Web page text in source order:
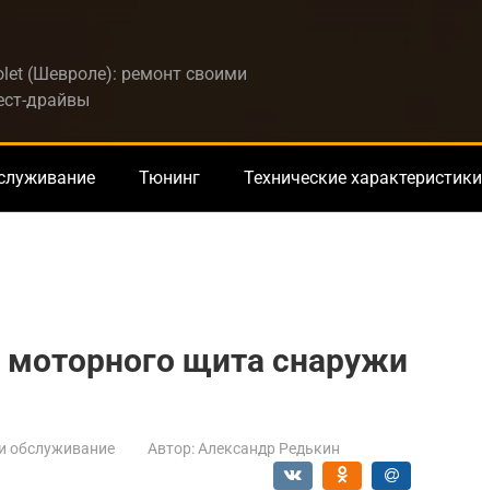
(Шевроле): ремонт своими
драйвы
Тюнинг Технические характеристики
щита снаружи
обслуживание Автор: Александр Редькин